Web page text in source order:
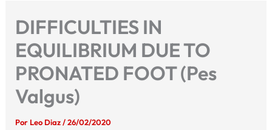
DIFFICULTIES IN
EQUILIBRIUM DUE TO
PRONATED FOOT (Pes
Valgus)
Por Leo Diaz/26/02/2020